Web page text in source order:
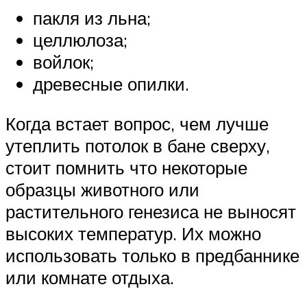
пакля из льна;
целлюлоза;
войлок;
древесные опилки.
Когда встает вопрос, чем лучше
утеплить потолок в бане сверху,
стоит помнить что некоторые
образцы животного или
растительного генезиса не выносят
высоких температур. Их можно
использовать только в предбаннике
или комнате отдыха.